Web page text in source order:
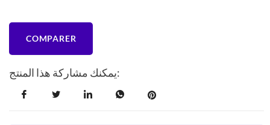
COMPARER
يمكنك مشاركة هذا المنتج: